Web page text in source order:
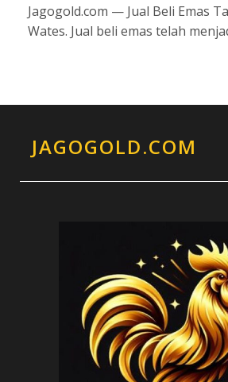
Jagogold.com — Jual Beli Emas
Wates. Jual beli emas telah
JAGOGOLD.COM